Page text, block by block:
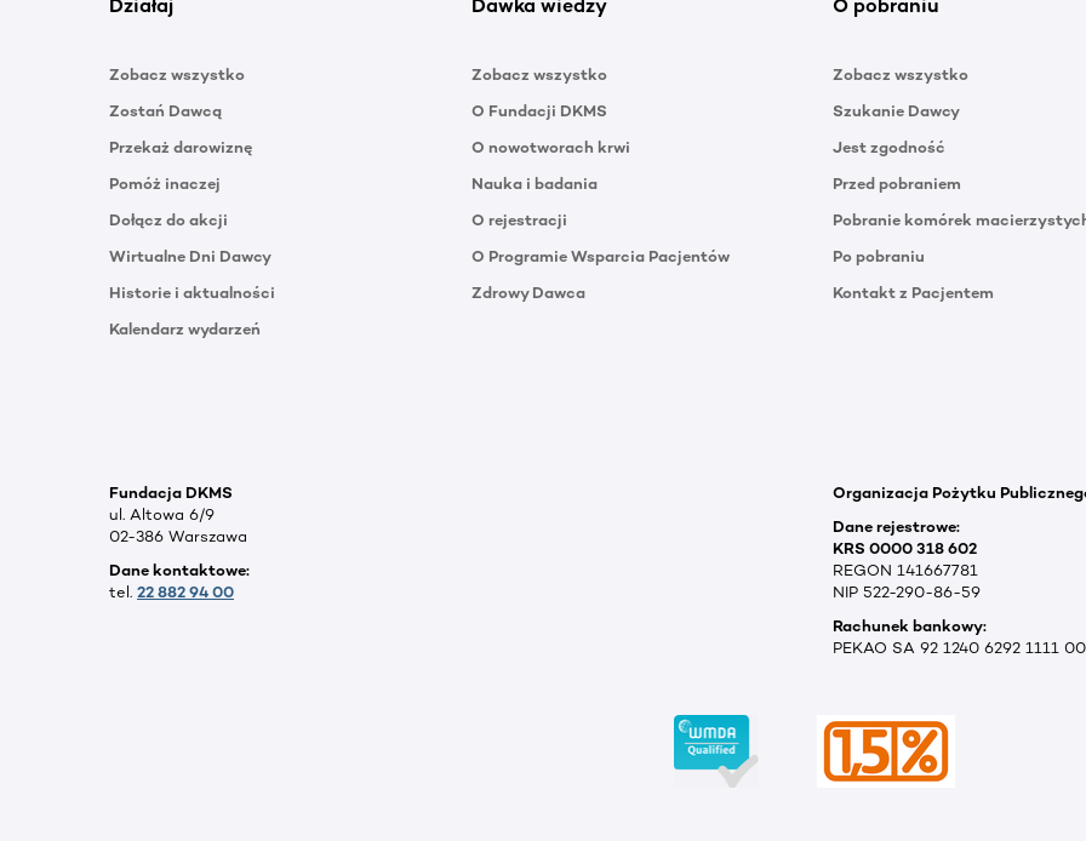
Działaj
Zobacz wszystko
Zostań Dawcą
Przekaż darowiznę
Pomóż inaczej
Dołącz do akcji
Wirtualne Dni Dawcy
Historie i aktualności
Kalendarz wydarzeń
Dawka wiedzy
Zobacz wszystko
O Fundacji DKMS
O nowotworach krwi
Nauka i badania
O rejestracji
O Programie Wsparcia Pacjentów
Zdrowy Dawca
O pobraniu
Zobacz wszystko
Szukanie Dawcy
Jest zgodność
Przed pobraniem
Pobranie komórek
Po pobraniu
Kontakt z Pacjentem
Fundacja DKMS
ul. Altowa 6/9
02-386 Warszawa
Dane kontaktowe:
tel. 22 882 94 00
Organizacja Pożytku
Dane rejestrowe:
KRS 0000 318 602
REGON 141667781
NIP 522-290-86-59
Rachunek bankowy:
PEKAO SA 92 1240 6292 1111